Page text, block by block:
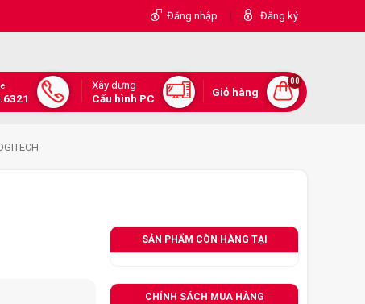
Đăng nhập | Đăng ký
Xây dựng
Cấu hình PC
Giỏ hàng
00
SẢN PHẨM CÒN HÀNG TẠI
CHÍNH SÁCH MUA HÀNG